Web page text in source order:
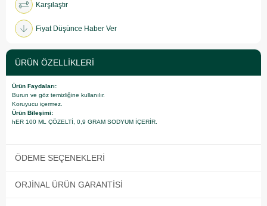
Karşılaştır
Fiyat Düşünce Haber Ver
ÜRÜN ÖZELLIKLERI
Ürün Faydaları:
Burun ve göz temizliğine kullanılır.
Koruyucu içermez.
Ürün Bileşimi:
hER 100 ML ÇÖZELTİ, 0,9 GRAM SODYUM İÇERİR.
ÖDEME SEÇENEKLERI
ORJINAL ÜRÜN GARANTISI